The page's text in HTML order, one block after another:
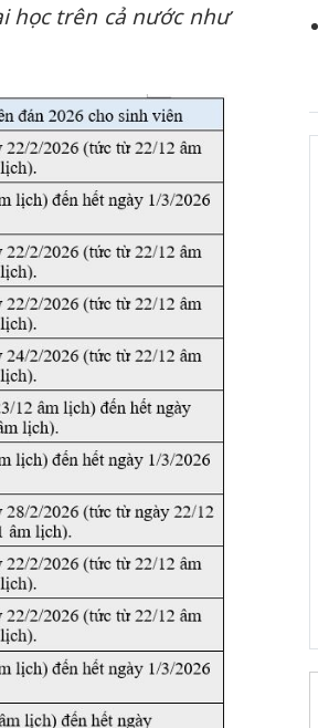
học trên cả nước như
Cà Mau: Tiêu hủy
công khai hàng ngàn
bảo vệ môi trường
tìm bị hại trong vụ
án sản xuất, buôn
bán yến sào giả
Thanh Hóa: Tìm bị
hại trong vụ án buôn
Moyuum giả